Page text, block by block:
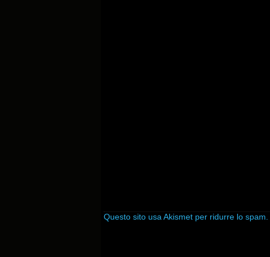
Questo sito usa Akismet per ridurre lo spam.